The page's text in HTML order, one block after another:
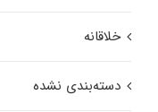
خلاقانه
دسته‌بندی نشده